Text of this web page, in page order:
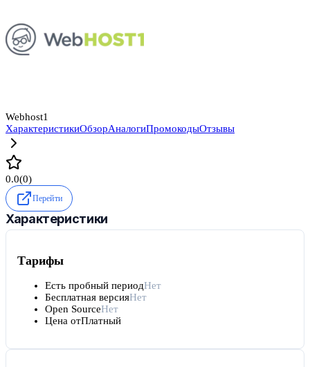
Webhost1
ХарактеристикиОбзорАналогиПромокодыОтзывы
0.0(0)
Перейти
Характеристики
Тарифы
Есть пробный периодНет
Бесплатная версияНет
Open SourceНет
Цена отПлатный